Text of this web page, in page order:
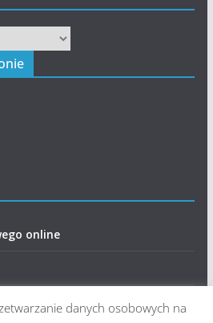
online
danych osobowych na